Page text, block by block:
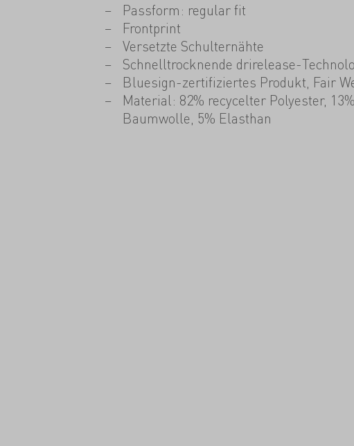
Passform: regular fit
Frontprint
Versetzte Schulternähte
Schnelltrocknende drirelease-
Bluesign-zertifiziertes Produkt, Fair
Material: 82% recycelter Polyester,
Baumwolle, 5% Elasthan